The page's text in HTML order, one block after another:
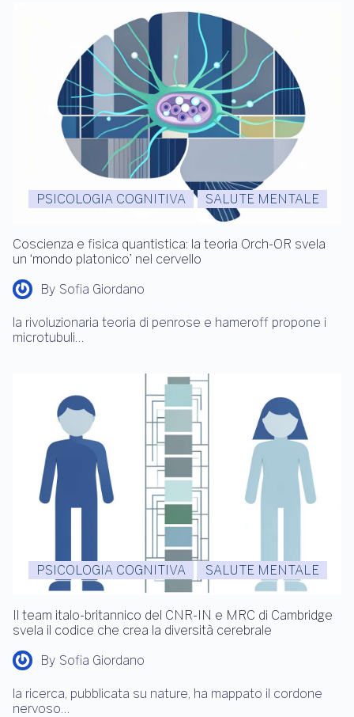
PSICOLOGIA COGNITIVA SALUTE MENTALE
Coscienza e fisica quantistica: la teoria Orch-OR svela
un ‘mondo platonico’ nel cervello
By Sofia Giordano
la rivoluzionaria teoria di penrose e hameroff propone i
microtubuli…
PSICOLOGIA COGNITIVA SALUTE MENTALE
Il team italo-britannico del CNR-IN e MRC di Cambridge
svela il codice che crea la diversità cerebrale
By Sofia Giordano
la ricerca, pubblicata su nature, ha mappato il cordone
nervoso…